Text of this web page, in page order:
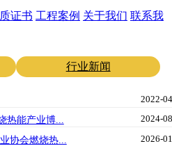
证书 工程案例 关于我们 联系我
行业新闻
2022-
热能产业博... 2024-
协会燃烧热... 2026-